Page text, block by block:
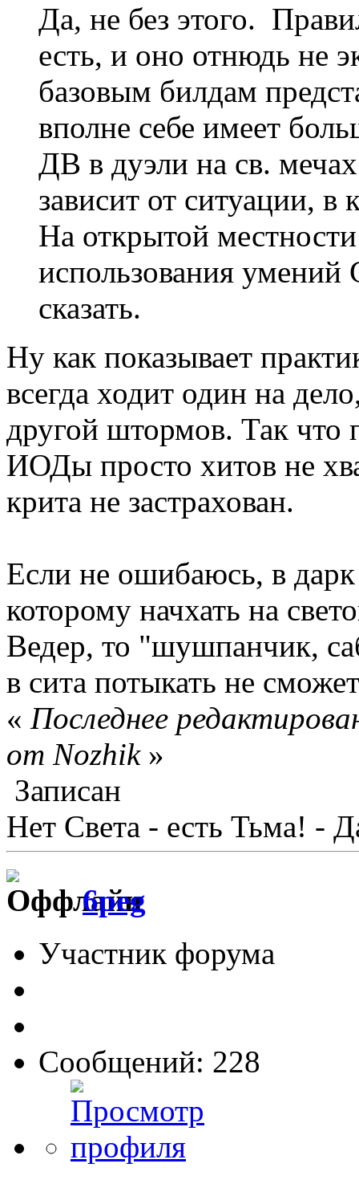
Да, не без этого.
есть, и оно отнюдь не
базовым билдам
вполне себе имеет
ДВ в дуэли на св.
зависит от ситуации,
На открытой
использования
сказать.
Ну как показывает
всегда ходит один на
другой штормов. Так
ИОДы просто хитов не
крита не застрахован.
Если не ошибаюсь, в дарк
которому начхать на
Ведер, то "шушпанчик,
в сита потыкать не сможет
« Последнее
от Nozhik»
Записан
Нет Света - есть Тьма! -
6peg
Участник форума
Сообщений: 228